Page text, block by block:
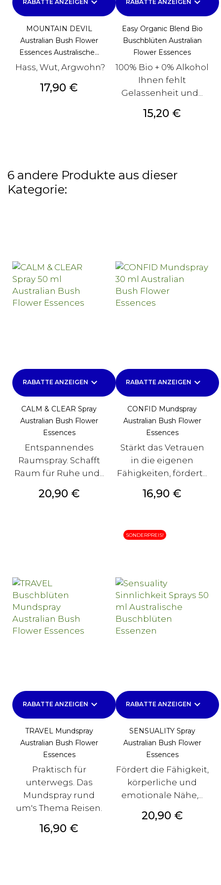
RABATTE ANZEIGEN
MOUNTAIN DEVIL
Australian Bush Flower
Essences Australische...
Hass, Wut, Argwohn?
Preis
17,90 €
RABATTE ANZEIGEN
Easy Organic Blend Bio
Buschblüten Australian
Flower Essences
100% Bio + 0% Alkohol
Ihnen fehlt
Gelassenheit und...
Preis
15,20 €
6 andere Produkte aus dieser
Kategorie:
RABATTE ANZEIGEN keyboard_arrow_down
CALM & CLEAR Spray
Australian Bush Flower
Essences
Entspannendes
Raumspray. Schafft
Raum für Ruhe und...
Preis
20,90 €
RABATTE ANZEIGEN keyboard_arrow_down
CONFID Mundspray
Australian Bush Flower
Essences
Stärkt das Vetrauen
in die eigenen
Fähigkeiten, fördert...
Preis
16,90 €
RABATTE ANZEIGEN keyboard_arrow_down
TRAVEL Mundspray
Australian Bush Flower
Essences
Praktisch für
unterwegs. Das
Mundspray rund
um's Thema Reisen.
Preis
16,90 €
RABATTE ANZEIGEN keyboard_arrow_down
SENSUALITY Spray
Australian Bush Flower
Essences
Fördert die Fähigkeit,
körperliche und
emotionale Nähe,...
Preis
20,90 €
SONDERPREIS!